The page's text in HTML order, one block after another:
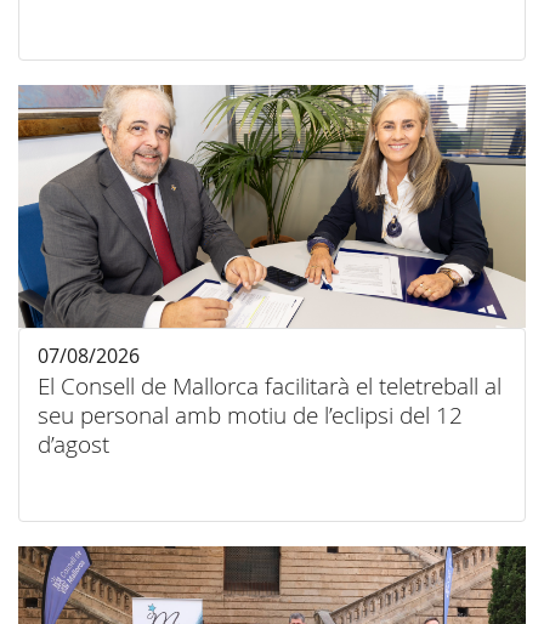
El Consell de Mallorca facilitarà el teletreball al
seu personal amb motiu de l’eclipsi del 12
d’agost
07/08/2026